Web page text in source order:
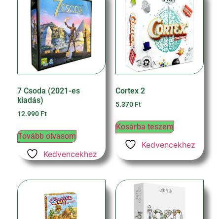
7 Csoda (2021-es
kiadás)
12.990 Ft
Tovább olvasom
Kedvencekhez
Cortex 2
5.370 Ft
Kosárba teszem
Kedvencekhez